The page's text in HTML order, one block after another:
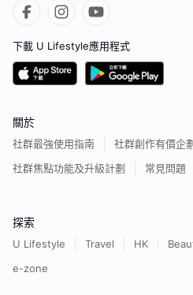
下載 U Lifestyle應用程式
關於
社群最強使用指南
社群創作有價企
社群焦點功能及升級計劃
常見問題
探索
U Lifestyle Travel HK
e-zone